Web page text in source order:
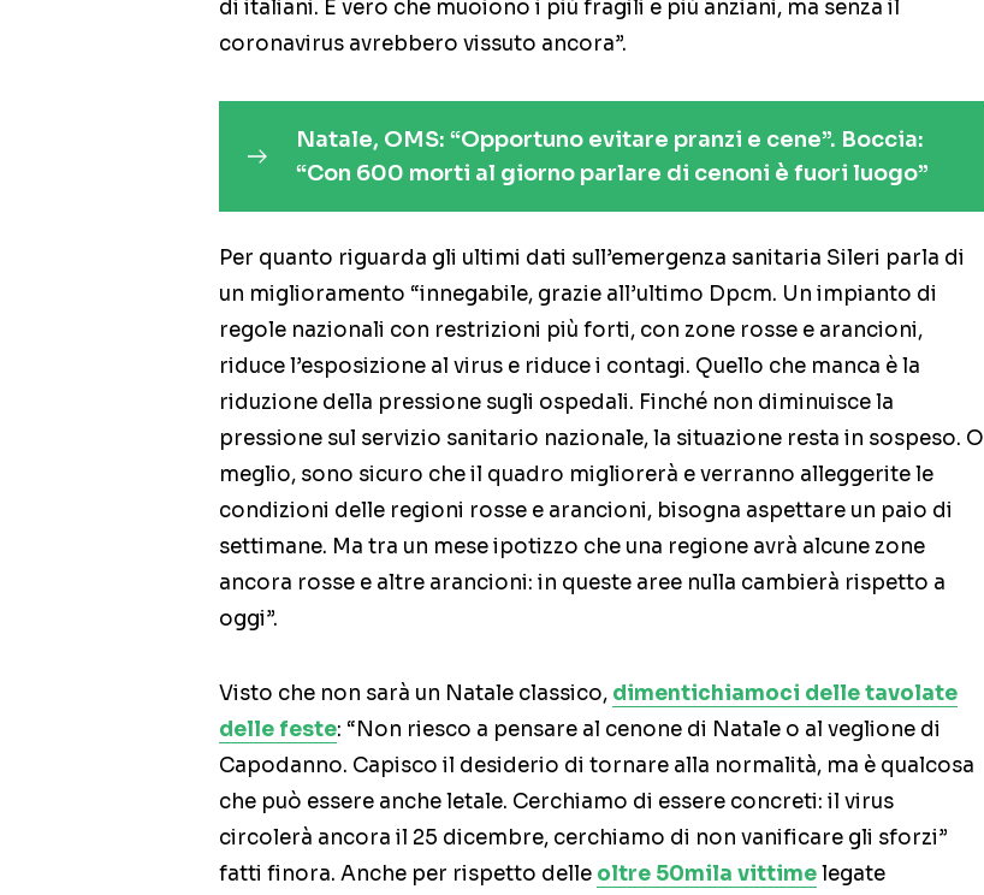
di italiani. È vero che muoiono i più fragili e più anziani, ma senza il
coronavirus avrebbero vissuto ancora”.
Natale, OMS: “Opportuno evitare pranzi e cene”. Boccia:
“Con 600 morti al giorno parlare di cenoni è fuori luogo”
Per quanto riguarda gli ultimi dati sull’emergenza sanitaria Sileri parla di
un miglioramento “innegabile, grazie all’ultimo Dpcm. Un impianto di
regole nazionali con restrizioni più forti, con zone rosse e arancioni,
riduce l’esposizione al virus e riduce i contagi. Quello che manca è la
riduzione della pressione sugli ospedali. Finché non diminuisce la
pressione sul servizio sanitario nazionale, la situazione resta in sospeso. O
meglio, sono sicuro che il quadro migliorerà e verranno alleggerite le
condizioni delle regioni rosse e arancioni, bisogna aspettare un paio di
settimane. Ma tra un mese ipotizzo che una regione avrà alcune zone
ancora rosse e altre arancioni: in queste aree nulla cambierà rispetto a
oggi”.
Visto che non sarà un Natale classico, dimentichiamoci delle tavolate
delle feste: “Non riesco a pensare al cenone di Natale o al veglione di
Capodanno. Capisco il desiderio di tornare alla normalità, ma è qualcosa
che può essere anche letale. Cerchiamo di essere concreti: il virus
circolerà ancora il 25 dicembre, cerchiamo di non vanificare gli sforzi”
fatti finora. Anche per rispetto delle oltre 50mila vittimelegate